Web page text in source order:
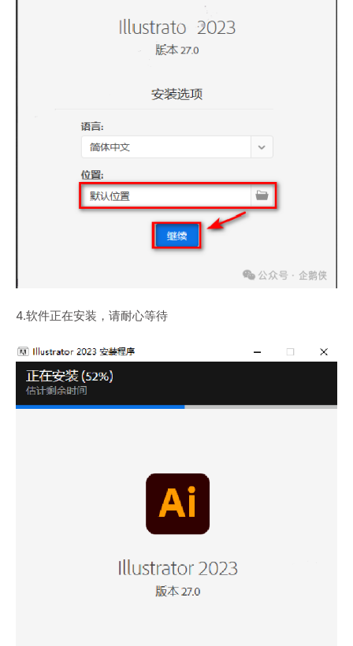
4.软件正在安装，请耐心等待